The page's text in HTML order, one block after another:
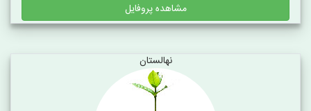
مشاهده پروفایل
نهالستان